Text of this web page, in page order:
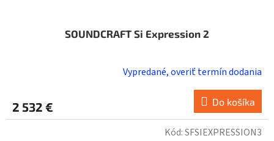
SOUNDCRAFT Si Expression 2
Vypredané, overiť termín dodania
2 532 € Do košíka
Kód:SFSIEXPRESSION3